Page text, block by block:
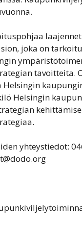
joka on
tavoitteita.
Helsingin
Helsingin
yhteystiedot: